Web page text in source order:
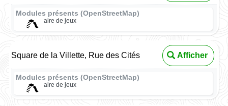
Modules présents (OpenStreetMap)
aire de jeux
Square de la Villette, Rue des Cités Afficher
Modules présents (OpenStreetMap)
aire de jeux